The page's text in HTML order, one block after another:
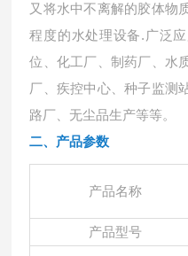
又将水中不离解的胶体物
程度的水处理设备.广泛
位、化工厂、制药厂、水
厂、疾控中心、种子监测
路厂、无尘品生产等等。
二、 产品参数
产品名称
产品型号